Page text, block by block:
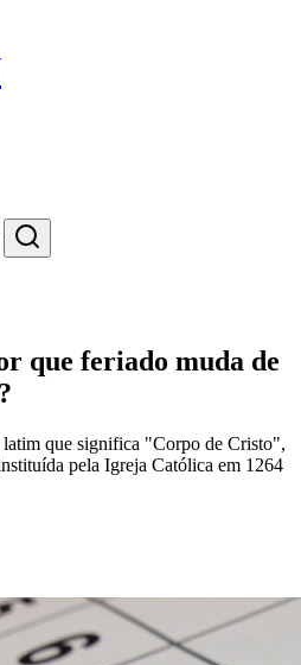
que feriado muda de
que significa "Corpo de Cristo",
pela Igreja Católica em 1264